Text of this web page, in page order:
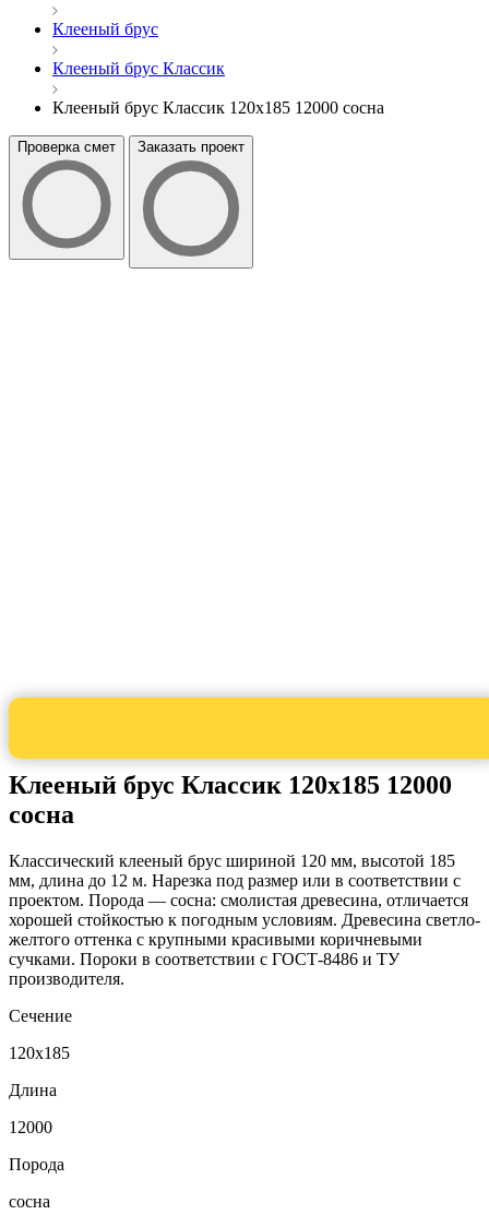
Клееный брус
Клееный брус Классик
Клееный брус Классик 120x185 12000 сосна
Проверка смет Заказать проект
Клееный брус Классик 120x185 12000
сосна
Классический клееный брус шириной 120 мм, высотой 185
мм, длина до 12 м. Нарезка под размер или в соответствии с
проектом. Порода — сосна: смолистая древесина, отличается
хорошей стойкостью к погодным условиям. Древесина светло-
желтого оттенка с крупными красивыми коричневыми
сучками. Пороки в соответствии с ГОСТ-8486 и ТУ
производителя.
Сечение
120x185
Длина
12000
Порода
сосна